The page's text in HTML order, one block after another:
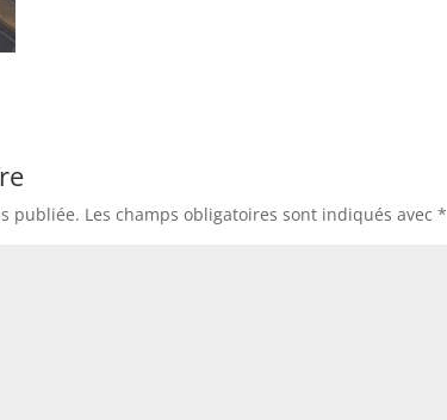
publiée. Les champs obligatoires sont indiqués avec*